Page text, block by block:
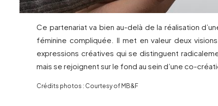
Ce partenariat va bien au-delà de la réalisation
féminine compliquée. Il met en valeur deux
expressions créatives qui se distinguent
mais se rejoignent sur le fond au sein d’une co-
Crédits photos : Courtesy of MB&F